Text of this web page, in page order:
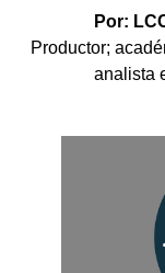
Por:
Productor;
analista